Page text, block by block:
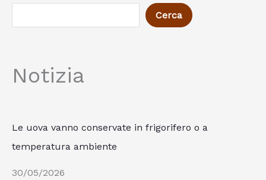
Cerca
Notizia
Le uova vanno conservate in frigorifero o a
temperatura ambiente
30/05/2026